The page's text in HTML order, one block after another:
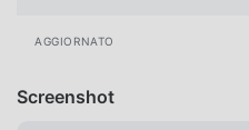
AGGIORNATO
Screenshot